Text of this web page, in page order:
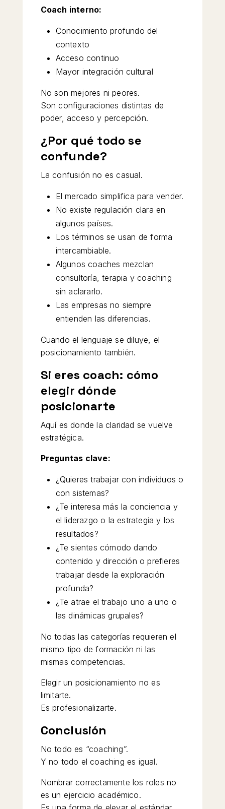
Coach interno:
Conocimiento profundo del
contexto
Acceso continuo
Mayor integración cultural
No son mejores ni peores.
Son configuraciones distintas de
poder, acceso y percepción.
¿Por qué todo se
confunde?
La confusión no es casual.
El mercado simplifica para vender.
No existe regulación clara en
algunos países.
Los términos se usan de forma
intercambiable.
Algunos coaches mezclan
consultoría, terapia y coaching
sin aclararlo.
Las empresas no siempre
entienden las diferencias.
Cuando el lenguaje se diluye, el
posicionamiento también.
Si eres coach: cómo
elegir dónde
posicionarte
Aquí es donde la claridad se vuelve
estratégica.
Preguntas clave:
¿Quieres trabajar con individuos o
con sistemas?
¿Te interesa más la conciencia y
el liderazgo o la estrategia y los
resultados?
¿Te sientes cómodo dando
contenido y dirección o prefieres
trabajar desde la exploración
profunda?
¿Te atrae el trabajo uno a uno o
las dinámicas grupales?
No todas las categorías requieren el
mismo tipo de formación ni las
mismas competencias.
Elegir un posicionamiento no es
limitarte.
Es profesionalizarte.
Conclusión
No todo es “coaching”.
Y no todo el coaching es igual.
Nombrar correctamente los roles no
es un ejercicio académico.